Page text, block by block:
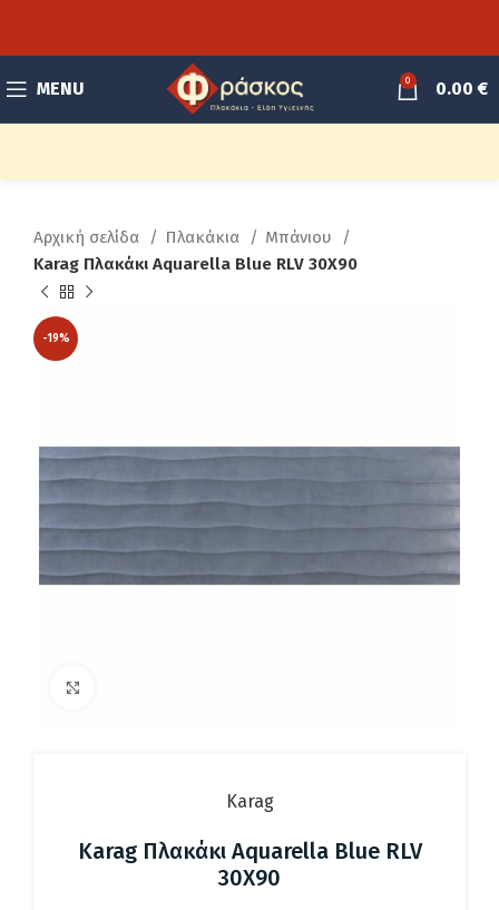
MENU 0 0.00€
Αρχική σελίδα Πλακάκια
Μπάνιου
Karag Πλακάκι Aquarella Blue RLV 30X90
-19%
Karag
Karag Πλακάκι Aquarella Blue RLV
30X90